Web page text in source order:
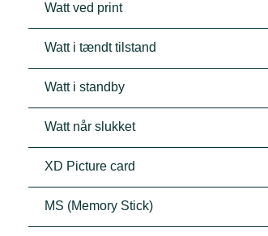
Watt ved print
Watt i tændt tilstand
Watt i standby
Watt når slukket
XD Picture card
MS (Memory Stick)